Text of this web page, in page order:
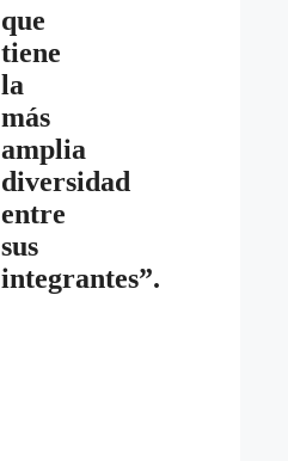
que
tiene
la
más
amplia
diversidad
entre
sus
integrantes”.